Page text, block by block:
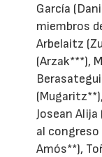
García
miembros
Arbelaitz
(Arzak***),
Josean
al congreso
Amós**),